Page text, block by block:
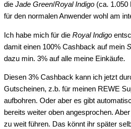
die Jade Green/Royal Indigo (ca. 1.050
für den normalen Anwender wohl am
Ich habe mich für die Royal Indigo
damit einen 100% Cashback auf mein
dazu min. 3% auf alle meine Einkäufe.
Diesen 3% Cashback kann ich jetzt
Gutscheinen, z.b. für meinen REWE
aufbohren. Oder aber es gibt
bereits weiter oben angesprochen.
zu weit führen. Das könnt ihr später